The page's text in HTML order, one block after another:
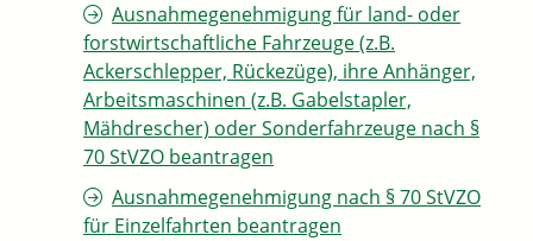
Ausnahmegenehmigung für land- oder
forstwirtschaftliche Fahrzeuge (z.B.
Ackerschlepper, Rückezüge), ihre Anhänger,
Arbeitsmaschinen (z.B. Gabelstapler,
Mähdrescher) oder Sonderfahrzeuge nach §
70 StVZO beantragen
Ausnahmegenehmigung nach § 70 StVZO
für Einzelfahrten beantragen